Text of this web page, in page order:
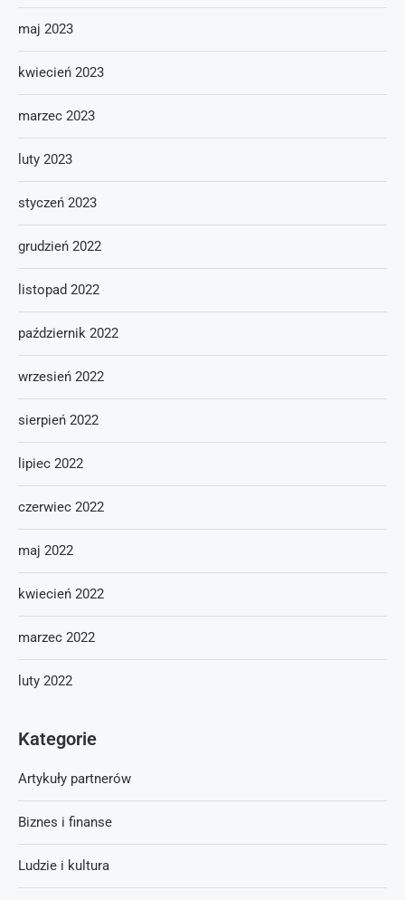
maj 2023
kwiecień 2023
marzec 2023
luty 2023
styczeń 2023
grudzień 2022
listopad 2022
październik 2022
wrzesień 2022
sierpień 2022
lipiec 2022
czerwiec 2022
maj 2022
kwiecień 2022
marzec 2022
luty 2022
Kategorie
Artykuły partnerów
Biznes i finanse
Ludzie i kultura